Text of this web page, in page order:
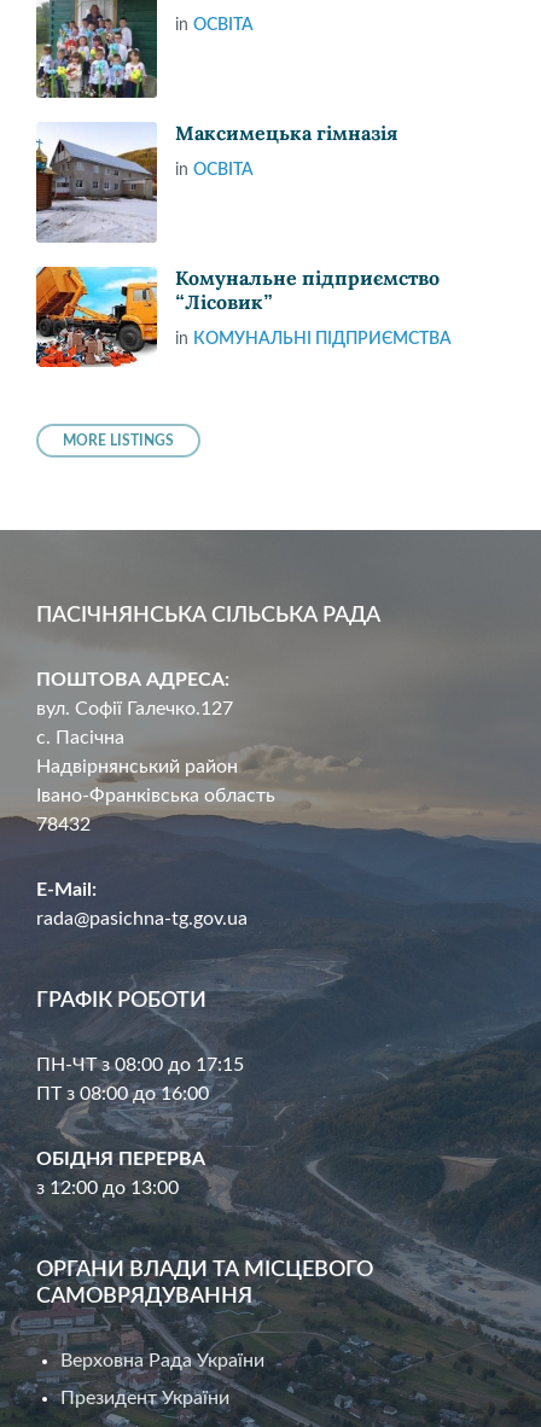
in ОСВІТА
Максимецька гімназія
in ОСВІТА
Комунальне підприємство
“Лісовик”
in КОМУНАЛЬНІ ПІДПРИЄМСТВА
MORE LISTINGS
ПАСІЧНЯНСЬКА СІЛЬСЬКА РАДА
ПОШТОВА АДРЕСА:
вул. Софії Галечко.127
с. Пасічна
Надвірнянський район
Івано-Франківська область
78432
E-Mail:
rada@pasichna-tg.gov.ua
ГРАФІК РОБОТИ
ПН-ЧТ з 08:00 до 17:15
ПТ з 08:00 до 16:00
ОБІДНЯ ПЕРЕРВА
з 12:00 до 13:00
ОРГАНИ ВЛАДИ ТА МІСЦЕВОГО
САМОВРЯДУВАННЯ
Верховна Рада України
Президент України